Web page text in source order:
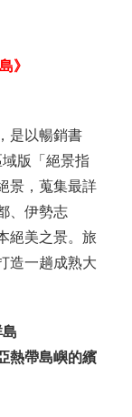
》
是以暢銷書
域版「絕景指
景，蒐集最詳
、伊勢志
絕美之景。旅
造一趟成熟大
熱帶島嶼的繽